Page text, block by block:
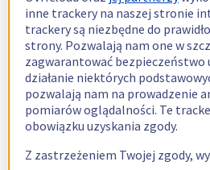
inne trackery na naszej stronie
trackery są niezbędne do
strony. Pozwalają nam one w
zagwarantować bezpieczeństwo
działanie niektórych
pozwalają nam na prowadzenie
pomiarów oglądalności. Te
obowiązku uzyskania zgody.
Z zastrzeżeniem Twojej zgody,